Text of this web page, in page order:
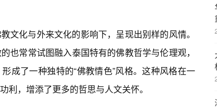
文化与外来文化的影响下，呈现出别样的风情。
也常常试图融入泰国特有的佛教哲学与伦理观，
成了一种独特的“佛教情色”风格。这种风格在一
利，增添了更多的哲思与人文关怀。